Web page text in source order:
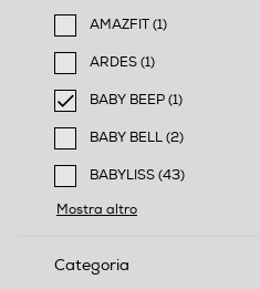
Filtra per Marca:
AMAZFIT (1)
Filtra per Marca: AMAZFIT
ARDES (1)
Filtra per Marca: ARDES
BABY BEEP (1)
selected Filtro applicato
BABY BELL (2)
Filtra per Marca: BABY
BABYLISS (43)
Filtra per Marca: BABYLISS
Mostra altro
Categoria